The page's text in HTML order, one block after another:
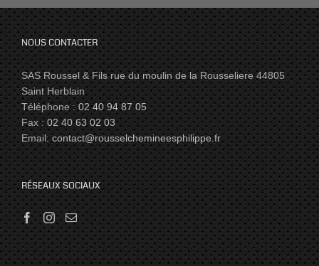
NOUS CONTACTER
SAS Roussel & Fils rue du moulin de la Rousseliere 44805
Saint Herblain
Téléphone :02 40 94 87 05
Fax :02 40 63 02 03
Email:contact@rousselchemineesphilippe.fr
RÉSEAUX SOCIAUX